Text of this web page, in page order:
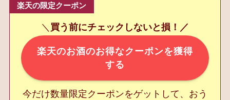
楽天の限定クーポン
＼ 買う前にチェックしないと損！／
楽天のお酒のお得なクーポンを獲得
する
今だけ数量限定クーポンをゲットして、おう